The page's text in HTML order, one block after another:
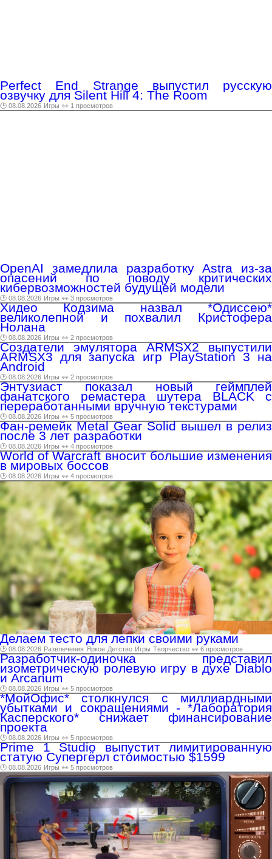
Perfect End Strange выпустил русскую
озвучку для Silent Hill 4: The Room
🕑 08.08.2026 Игры 👀 1 просмотров
OpenAI замедлила разработку Astra из-за
опасений по поводу критических
кибервозможностей будущей модели
🕑 08.08.2026 Игры 👀 3 просмотров
Хидео Кодзима назвал *Одиссею*
великолепной и похвалил Кристофера
Нолана
🕑 08.08.2026 Игры 👀 2 просмотров
Создатели эмулятора ARMSX2 выпустили
ARMSX3 для запуска игр PlayStation 3 на
Android
🕑 08.08.2026 Игры 👀 2 просмотров
Энтузиаст показал новый геймплей
фанатского ремастера шутера BLACK с
переработанными вручную текстурами
🕑 08.08.2026 Игры 👀 5 просмотров
Фан-ремейк Metal Gear Solid вышел в релиз
после 3 лет разработки
🕑 08.08.2026 Игры 👀 4 просмотров
World of Warcraft вносит большие изменения
в мировых боссов
🕑 08.08.2026 Игры 👀 4 просмотров
Делаем тесто для лепки своими руками
🕑 08.08.2026 Развлечения Яркое Детство Игры Творчество 👀 6 просмотров
Разработчик-одиночка представил
изометрическую ролевую игру в духе Diablo
и Arcanum
🕑 08.08.2026 Игры 👀 5 просмотров
*МойОфис* столкнулся с миллиардными
убытками и сокращениями - *Лаборатория
Касперского* снижает финансирование
проекта
🕑 08.08.2026 Игры 👀 5 просмотров
Prime 1 Studio выпустит лимитированную
статую Супергёрл стоимостью $1599
🕑 08.08.2026 Игры 👀 5 просмотров